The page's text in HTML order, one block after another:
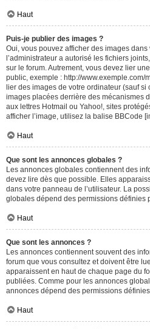
Haut
Puis-je publier des images ?
Oui, vous pouvez afficher des images
l’administrateur a autorisé les fichiers
sur le forum. Autrement, vous devez lier
public, exemple : http://www.exemple.com/
lier des images de votre ordinateur (sauf si
images placées derrière des mécanismes
aux lettres Hotmail ou Yahoo!, sites
afficher l’image, utilisez la balise BBCode
Haut
Que sont les annonces globales ?
Les annonces globales contiennent des
devez lire dès que possible. Elles
dans votre panneau de l’utilisateur. La
globales dépend des permissions définies
Haut
Que sont les annonces ?
Les annonces contiennent souvent des
forum que vous consultez et doivent être
apparaissent en haut de chaque page du
publiées. Comme pour les annonces
annonces dépend des permissions définies
Haut